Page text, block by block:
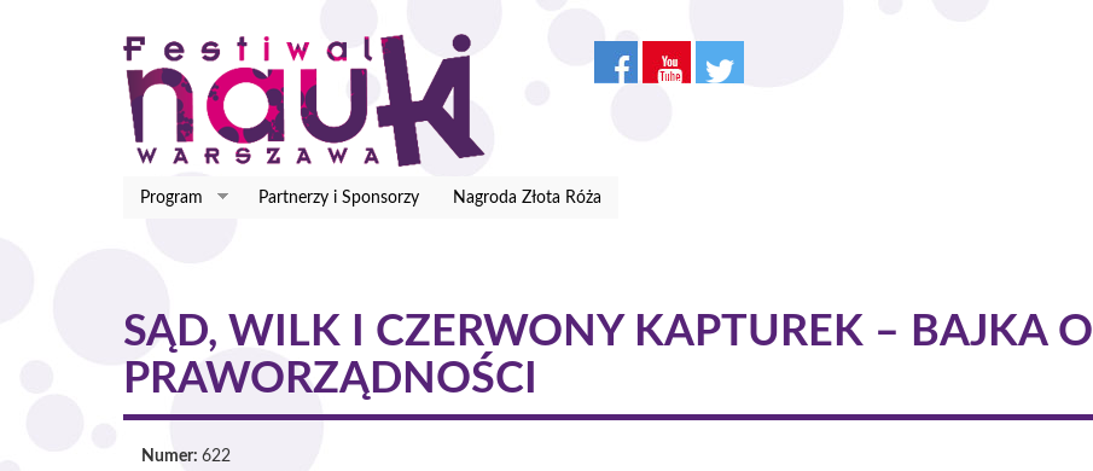
Program Partnerzy i Sponsorzy Nagroda Złota Róża
SĄD, WILK I CZERWONY KAPTUREK – BAJKA O
PRAWORZĄDNOŚCI
Numer: 622